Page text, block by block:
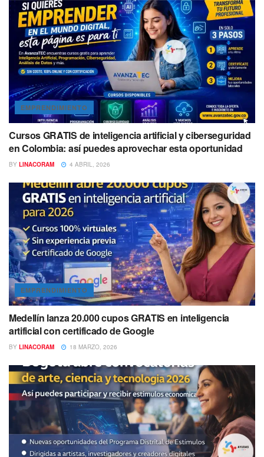
EMPRENDIMIENTO
Cursos GRATIS de inteligencia artificial y ciberseguridad
en Colombia: así puedes aprovechar esta oportunidad
BY LINACORAM 4 ABRIL, 2026
EMPRENDIMIENTO
Medellín lanza 20.000 cupos GRATIS en inteligencia
artificial con certificado de Google
BY LINACORAM 18 MARZO, 2026